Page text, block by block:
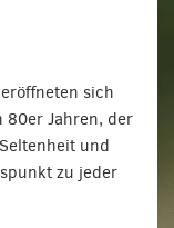
sich
80er Jahren, der
und
zu jeder